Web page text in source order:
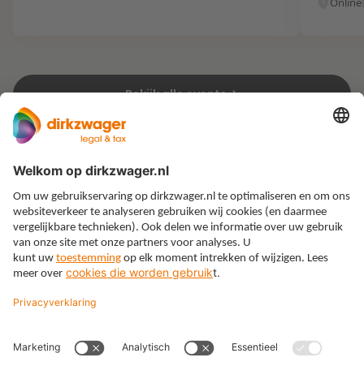
Bekijk alle events
Expertises
Thema’s